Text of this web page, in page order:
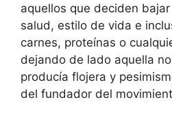
aquellos que deciden
salud, estilo de vida e
carnes, proteínas o
dejando de lado aquella
producía flojera y
del fundador del